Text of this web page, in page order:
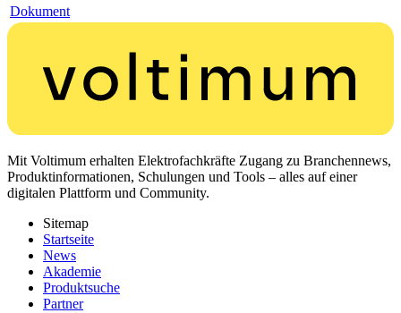
Dokument
Mit Voltimum erhalten Elektrofachkräfte Zugang zu Branchennews,
Produktinformationen, Schulungen und Tools – alles auf einer
digitalen Plattform und Community.
Sitemap
Startseite
News
Akademie
Produktsuche
Partner